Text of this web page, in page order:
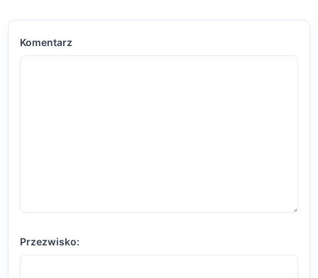
Komentarz
Przezwisko: